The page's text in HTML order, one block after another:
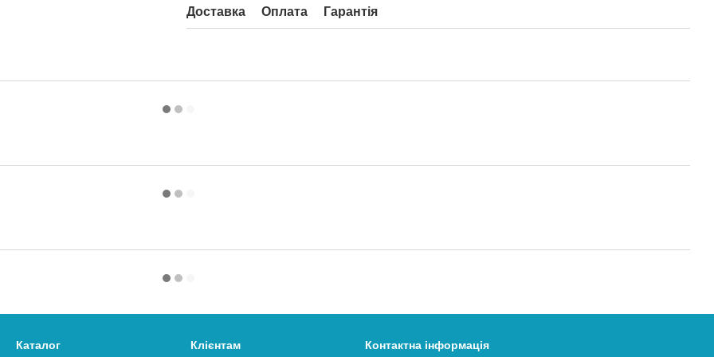
Доставка Оплата Гарантія
Каталог Клієнтам Контактна інформація